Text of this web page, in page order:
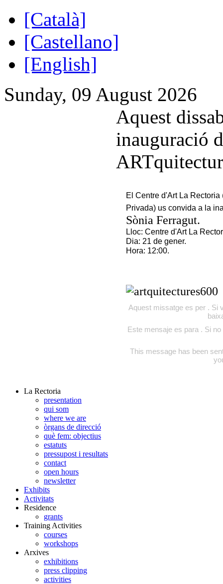
[Català]
[Castellano]
[English]
Sunday, 09 August 2026
Aquest
inauguració
El Centre d'Art La
Privada) us convida a la
Sònia Ferragut.
Lloc: Centre d'Art La
Dia: 21 de gener.
Hora: 12:00.
Aquest missatge es per . Si
Este mensaje es para . Si
This message has been
La Rectoria
presentation
qui som
where we are
òrgans de direcció
què fem: objectius
estatuts
pressupost i resultats
contact
open hours
newsletter
Exhibits
Activitats
Residence
grants
Training Activities
courses
workshops
Arxives
exhibitions
press clipping
activities